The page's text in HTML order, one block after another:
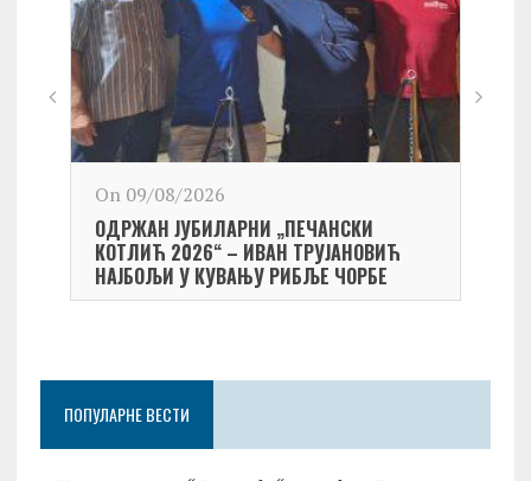
On 09/08/2026
ОДРЖАН ЈУБИЛАРНИ „ПЕЧАНСКИ
КОТЛИЋ 2026“ – ИВАН ТРУЈАНОВИЋ
НАЈБОЉИ У КУВАЊУ РИБЉЕ ЧОРБЕ
ПОПУЛАРНЕ ВЕСТИ